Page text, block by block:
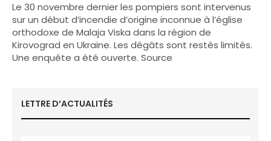
Le 30 novembre dernier les pompiers sont intervenus
sur un début d’incendie d’origine inconnue à l’église
orthodoxe de Malaja Viska dans la région de
Kirovograd en Ukraine. Les dégâts sont restés limités.
Une enquête a été ouverte. Source
LETTRE D’ACTUALITÉS